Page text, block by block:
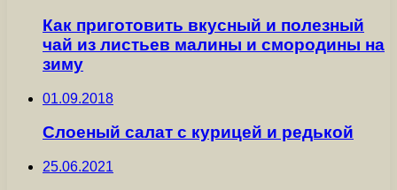
Как приготовить вкусный и полезный
чай из листьев малины и смородины на
зиму
01.09.2018
Слоеный салат с курицей и редькой
25.06.2021